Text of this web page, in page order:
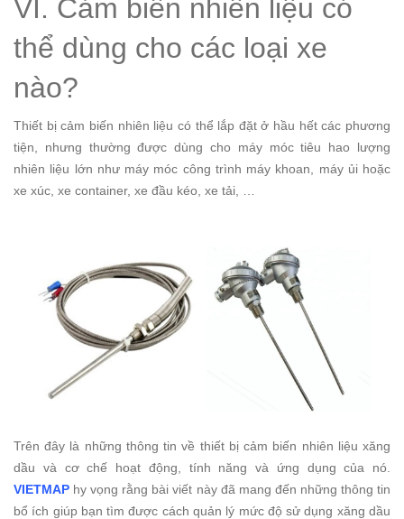
VI. Cảm biến nhiên liệu có
thể dùng cho các loại xe
nào?
Thiết bị cảm biến nhiên liệu có thể lắp đặt ở hầu hết các phương
tiện, nhưng thường được dùng cho máy móc tiêu hao lượng
nhiên liệu lớn như máy móc công trình máy khoan, máy ủi hoặc
xe xúc, xe container, xe đầu kéo, xe tải, …
Trên đây là những thông tin về thiết bị cảm biến nhiên liệu xăng
dầu và cơ chế hoạt động, tính năng và ứng dụng của nó.
VIETMAP hy vọng rằng bài viết này đã mang đến những thông tin
bổ ích giúp bạn tìm được cách quản lý mức độ sử dụng xăng dầu